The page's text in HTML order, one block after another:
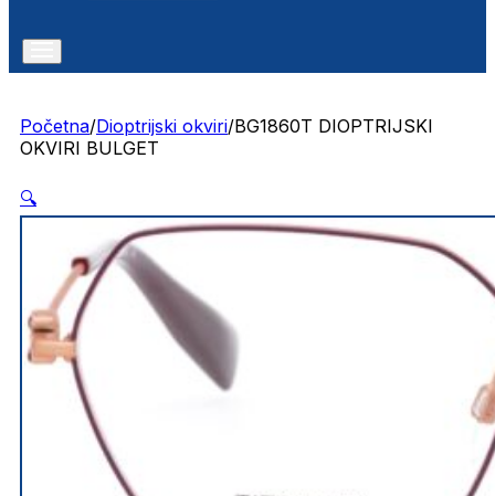
Početna/Dioptrijski okviri/BG1860T DIOPTRIJSKI
OKVIRI BULGET
🔍